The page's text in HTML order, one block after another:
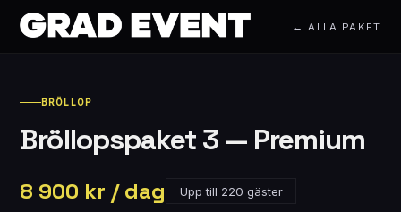
← ALLA PAKET
BRÖLLOP
Bröllopspaket 3 — Premium
8 900 kr / dag Upp till 220 gäster